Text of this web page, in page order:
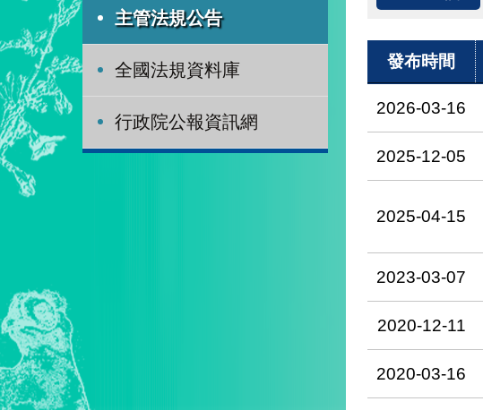
主管法規公告
全國法規資料庫
行政院公報資訊網
發布時間
2026-03-16
2025-12-05
2025-04-15
2023-03-07
2020-12-11
2020-03-16